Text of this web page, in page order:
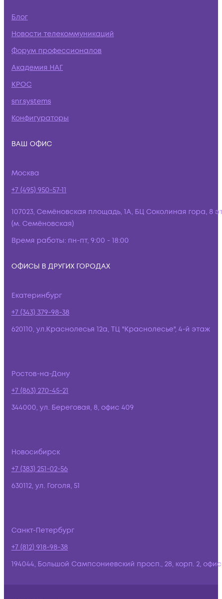
Блог
Новости телекоммуникаций
Форум профессионалов
Академия НАГ
КРОС
snr.systems
Конфигураторы
ВАШ ОФИС
Москва
+7 (495) 950-57-11
107023, Семёновская площадь, 1А, БЦ Соколиная гора, 8
(м. Семёновская)
Время работы: пн-пт, 9:00 - 18:00
ОФИСЫ В ДРУГИХ ГОРОДАХ
Екатеринбург
+7 (343) 379-98-38
620110, ул.Краснолесья 12а, ТЦ "Краснолесье", 4-й этаж
Ростов-на-Дону
+7 (863) 270-45-21
344000, ул. Береговая, 8, офис 409
Новосибирск
+7 (383) 251-02-56
630112, ул. Гоголя, 51
Санкт-Петербург
+7 (812) 918-98-38
194044, Большой Сампсониевский просп., 28, корп. 2,